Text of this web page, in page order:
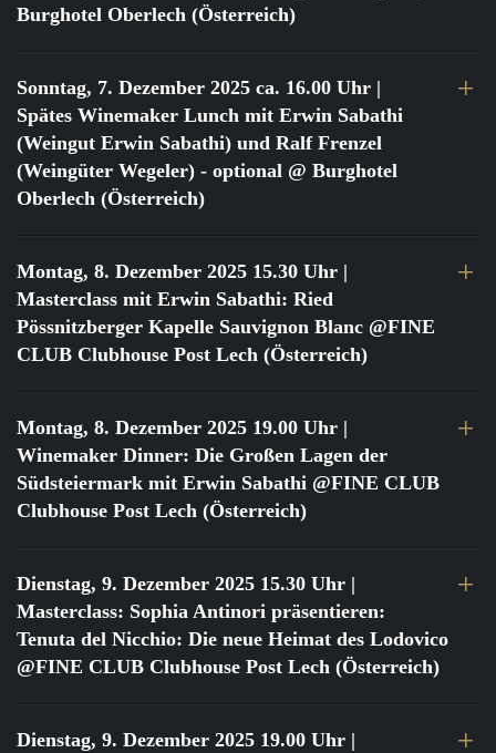
Burghotel Oberlech (Österreich)
Sonntag, 7. Dezember 2025 ca. 16.00 Uhr |
Spätes Winemaker Lunch mit Erwin Sabathi
(Weingut Erwin Sabathi) und Ralf Frenzel
(Weingüter Wegeler) - optional @ Burghotel
Oberlech (Österreich)
Montag, 8. Dezember 2025 15.30 Uhr |
Masterclass mit Erwin Sabathi: Ried
Pössnitzberger Kapelle Sauvignon Blanc @FINE
CLUB Clubhouse Post Lech (Österreich)
Montag, 8. Dezember 2025 19.00 Uhr |
Winemaker Dinner: Die Großen Lagen der
Südsteiermark mit Erwin Sabathi @FINE CLUB
Clubhouse Post Lech (Österreich)
Dienstag, 9. Dezember 2025 15.30 Uhr |
Masterclass: Sophia Antinori präsentieren:
Tenuta del Nicchio: Die neue Heimat des Lodovico
@FINE CLUB Clubhouse Post Lech (Österreich)
Dienstag, 9. Dezember 2025 19.00 Uhr |